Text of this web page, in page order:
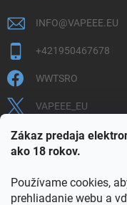
Zákaz predaja
ako 18 rokov.
Používame cookies,
prehliadanie webu a
INFO@VAPEEE.EU
+421950467678
WWTSRO
VAPEEE_EU
VAPEEE.EU